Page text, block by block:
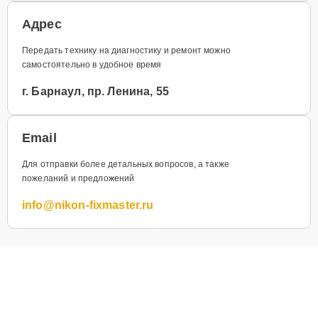
Адрес
Передать технику на диагностику и ремонт можно
самостоятельно в удобное время
г. Барнаул, пр. Ленина, 55
Email
Для отправки более детальных вопросов, а также
пожеланий и предложений
info@nikon-fixmaster.ru